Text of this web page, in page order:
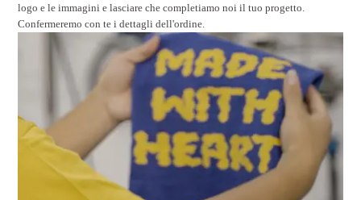
logo e le immagini e lasciare che completiamo noi il tuo progetto.
Confermeremo con te i dettagli dell'ordine.